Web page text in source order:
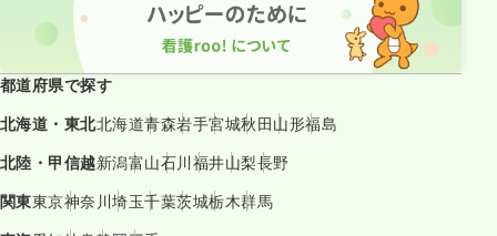
都道府県で探す
北海道・東北北海道青森岩手宮城秋田山形福島
北陸・甲信越新潟富山石川福井山梨長野
関東東京神奈川埼玉千葉茨城栃木群馬